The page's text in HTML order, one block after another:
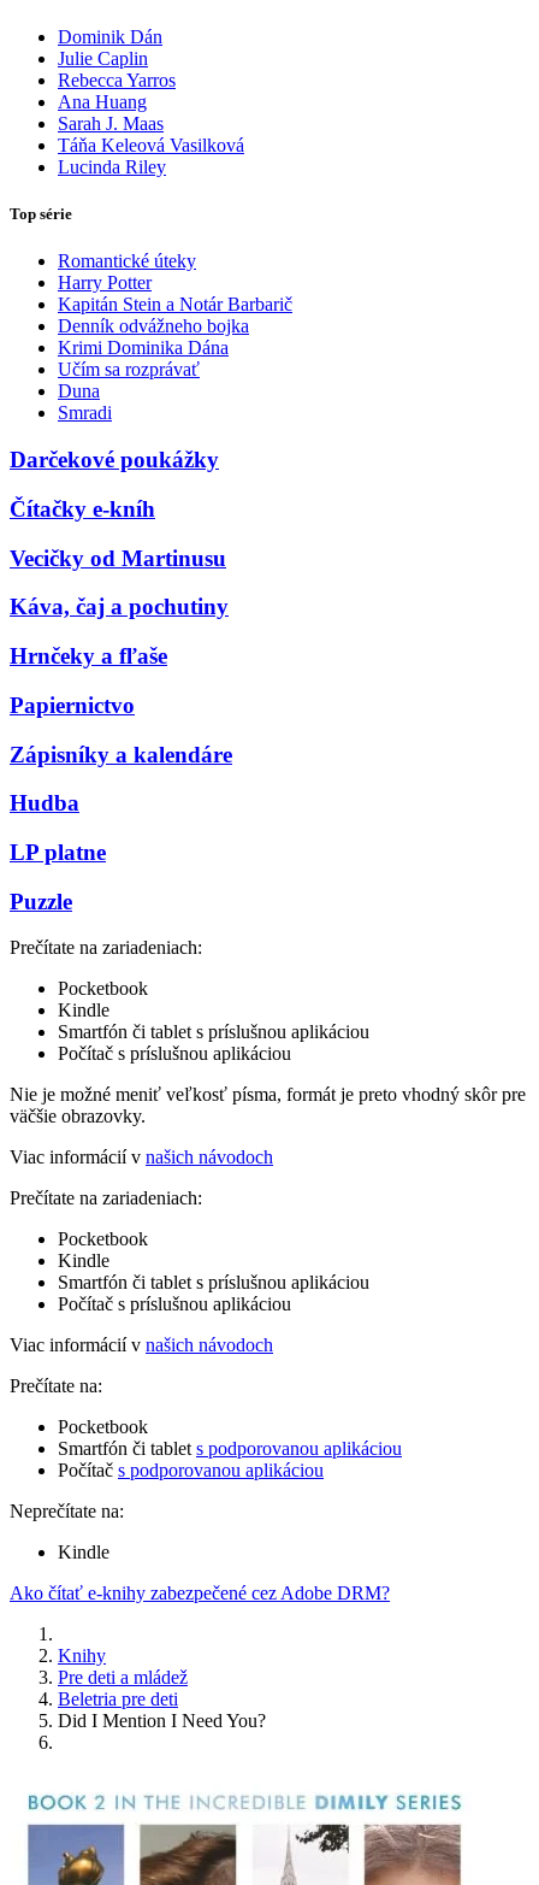
Dominik Dán
Julie Caplin
Rebecca Yarros
Ana Huang
Sarah J. Maas
Táňa Keleová Vasilková
Lucinda Riley
Top série
Romantické úteky
Harry Potter
Kapitán Stein a Notár Barbarič
Denník odvážneho bojka
Krimi Dominika Dána
Učím sa rozprávať
Duna
Smradi
Darčekové poukážky
Čítačky e-kníh
Vecičky od Martinusu
Káva, čaj a pochutiny
Hrnčeky a fľaše
Papiernictvo
Zápisníky a kalendáre
Hudba
LP platne
Puzzle
Prečítate na zariadeniach:
Pocketbook
Kindle
Smartfón či tablet s príslušnou aplikáciou
Počítač s príslušnou aplikáciou
Nie je možné meniť veľkosť písma, formát je preto vhodný skôr pre
väčšie obrazovky.
Viac informácií v našich návodoch
Prečítate na zariadeniach:
Pocketbook
Kindle
Smartfón či tablet s príslušnou aplikáciou
Počítač s príslušnou aplikáciou
Viac informácií v našich návodoch
Prečítate na:
Pocketbook
Smartfón či tablet s podporovanou aplikáciou
Počítač s podporovanou aplikáciou
Neprečítate na:
Kindle
Ako čítať e-knihy zabezpečené cez Adobe DRM?
Knihy
Pre deti a mládež
Beletria pre deti
Did I Mention I Need You?